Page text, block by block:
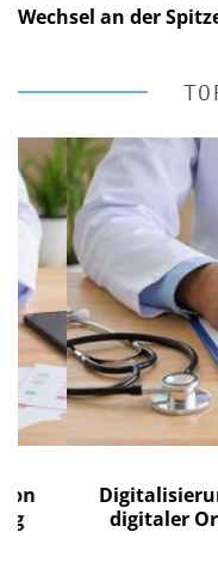
Wechsel an der
Digitalisierung
digitaler